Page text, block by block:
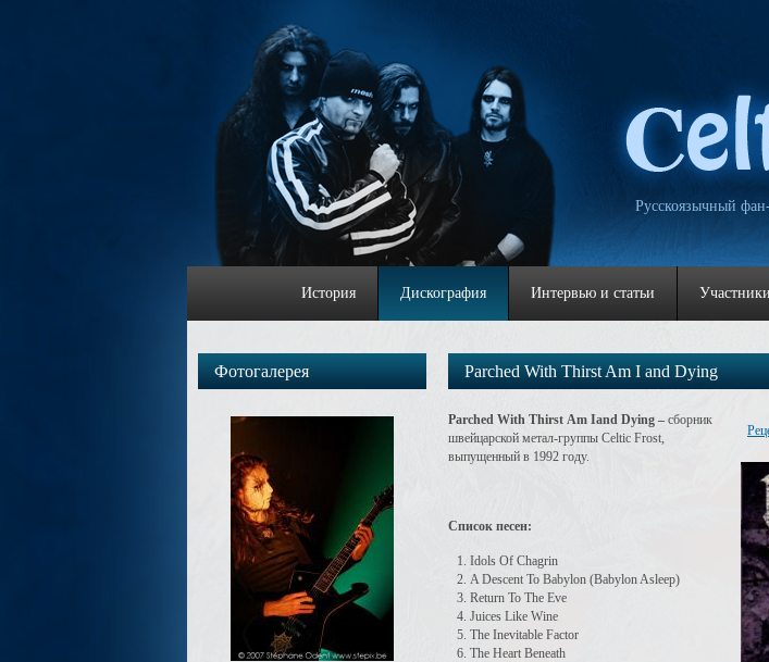
Русскоязычный
История Дискография Интервью и статьи Участники
Фотогалерея Parched With Thirst Am I and Dying
Parched With Thirst Am Iand Dying – сборник
швейцарской метал-группы Celtic Frost,
выпущенный в 1992 году.
Список песен:
Idols Of Chagrin
A Descent To Babylon (Babylon Asleep)
Return To The Eve
Juices Like Wine
The Inevitable Factor
The Heart Beneath